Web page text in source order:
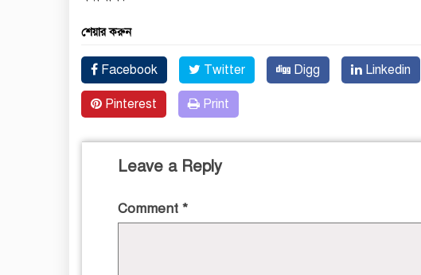
শেয়ার করুন
Facebook Twitter Digg Linkedin
Pinterest Print
Leave a Reply
Comment *